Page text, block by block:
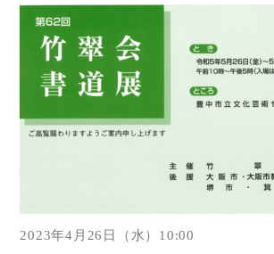
2023年4月26日（水）10:00